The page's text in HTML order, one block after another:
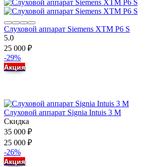
Слуховой аппарат Siemens XTM P6 S
5.0
25 000 ₽
-29%
Акция
Слуховой аппарат Signia Intuis 3 M
Скидка
35 000 ₽
25 000 ₽
-26%
Акция